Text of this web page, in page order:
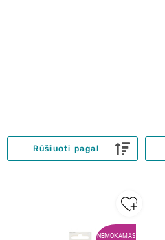
Rūšiuoti pagal
NEMOKAMAS